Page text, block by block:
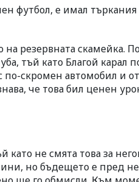
футбол, е имал търкания
резервната скамейка.
тъй като Благой карал
по-скромен автомобил и
че това бил ценен
не смята това за
но бъдещето е пред